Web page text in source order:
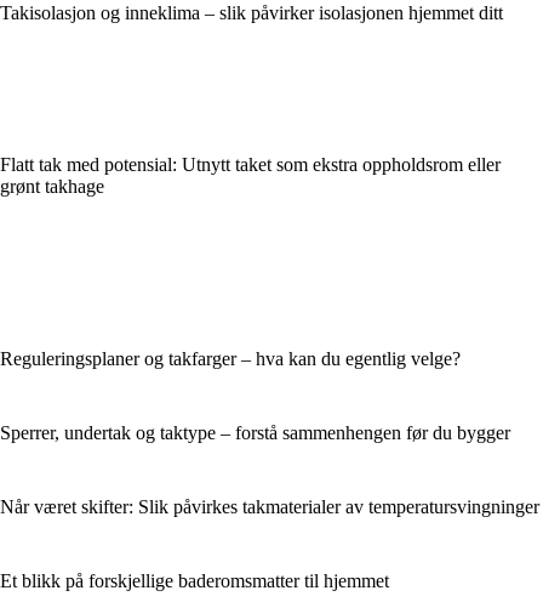
Takisolasjon og inneklima – slik påvirker isolasjonen hjemmet ditt
Flatt tak med potensial: Utnytt taket som ekstra oppholdsrom eller
grønt takhage
Reguleringsplaner og takfarger – hva kan du egentlig velge?
Sperrer, undertak og taktype – forstå sammenhengen før du bygger
Når været skifter: Slik påvirkes takmaterialer av temperatursvingninger
Et blikk på forskjellige baderomsmatter til hjemmet